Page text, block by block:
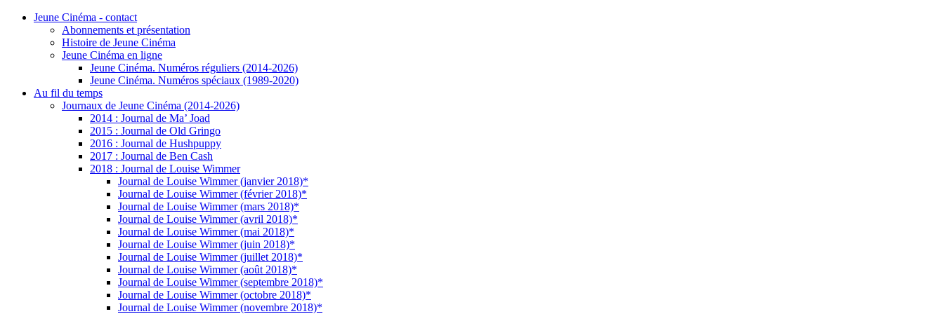
Jeune Cinéma - contact
Abonnements et présentation
Histoire de Jeune Cinéma
Jeune Cinéma en ligne
Jeune Cinéma. Numéros réguliers (2014-2026)
Jeune Cinéma. Numéros spéciaux (1989-2020)
Au fil du temps
Journaux de Jeune Cinéma (2014-2026)
2014 : Journal de Ma’ Joad
2015 : Journal de Old Gringo
2016 : Journal de Hushpuppy
2017 : Journal de Ben Cash
2018 : Journal de Louise Wimmer
Journal de Louise Wimmer (janvier 2018)*
Journal de Louise Wimmer (février 2018)*
Journal de Louise Wimmer (mars 2018)*
Journal de Louise Wimmer (avril 2018)*
Journal de Louise Wimmer (mai 2018)*
Journal de Louise Wimmer (juin 2018)*
Journal de Louise Wimmer (juillet 2018)*
Journal de Louise Wimmer (août 2018)*
Journal de Louise Wimmer (septembre 2018)*
Journal de Louise Wimmer (octobre 2018)*
Journal de Louise Wimmer (novembre 2018)*